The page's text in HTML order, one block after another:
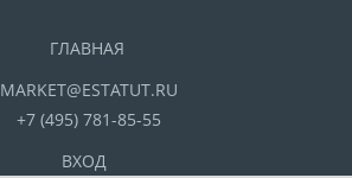
ГЛАВНАЯ
MARKET@ESTATUT.RU
+7 (495) 781-85-55
ВХОД